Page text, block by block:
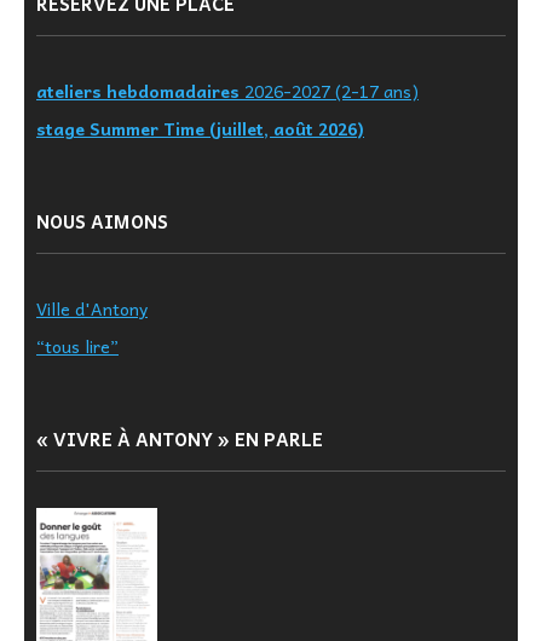
ateliers hebdomadaires 2026-2027 (2-17 ans)
stage Summer Time (juillet, août 2026)
NOUS AIMONS
Ville d'Antony
“tous lire”
« VIVRE À ANTONY » EN PARLE